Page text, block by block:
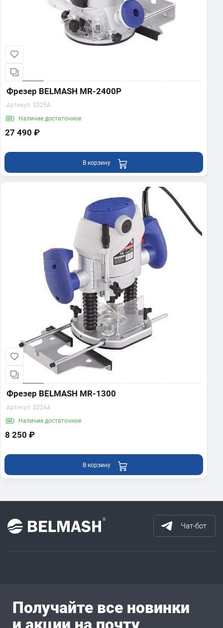
Фрезер BELMASH MR-2400P
Артикул: S325A
Наличие достаточное
27 490 ₽
В корзину
Фрезер BELMASH MR-1300
Артикул: S324A
Наличие достаточное
8 250 ₽
В корзину
Чат-бот
Получайте все новинки